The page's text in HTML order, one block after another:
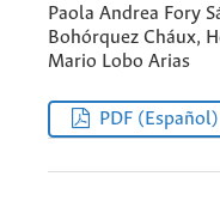
Paola Andrea Fory
Bohórquez Cháux,
Mario Lobo Arias
PDF (Español)